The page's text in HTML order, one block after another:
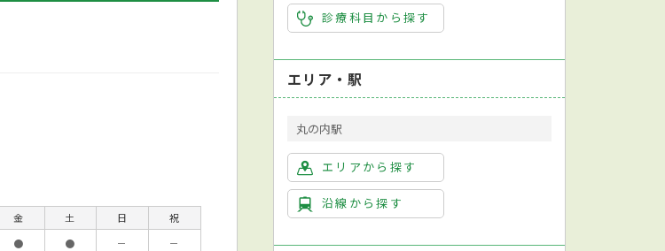
金 土 日
祝
● ● －
－
診療科目から探す
エリア・駅
丸の内駅
エリアから探す
沿線から探す